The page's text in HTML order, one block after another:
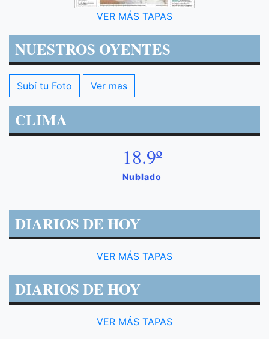
VER MÁS TAPAS
NUESTROS OYENTES
Subí tu Foto Ver mas
CLIMA
18.9º
Nublado
DIARIOS DE HOY
VER MÁS TAPAS
DIARIOS DE HOY
VER MÁS TAPAS